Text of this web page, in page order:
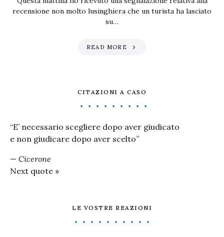
recensione non molto lusinghiera che un turista ha lasciato
su…
READ MORE
CITAZIONI A CASO
“E’ necessario scegliere dopo aver giudicato
e non giudicare dopo aver scelto”
— Cicerone
Next quote »
LE VOSTRE REAZIONI